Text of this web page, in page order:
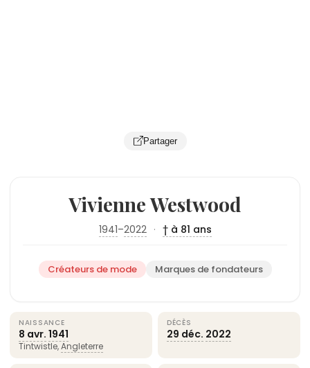
Partager
Vivienne Westwood
1941–2022 · † à 81 ans
Créateurs de mode Marques de fondateurs
NAISSANCE
8 avr. 1941
Tintwistle,Angleterre
DÉCÈS
29 déc. 2022